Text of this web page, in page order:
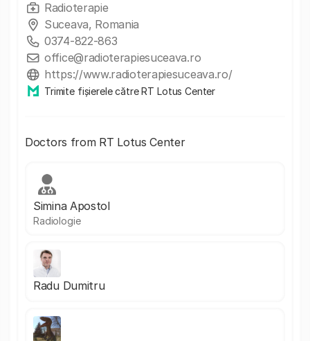
Radioterapie
Suceava, Romania
0374-822-863
office@radioterapiesuceava.ro
https://www.radioterapiesuceava.ro/
Trimite fișierele către RT Lotus Center
Doctors from RT Lotus Center
Simina Apostol
Radiologie
Radu Dumitru